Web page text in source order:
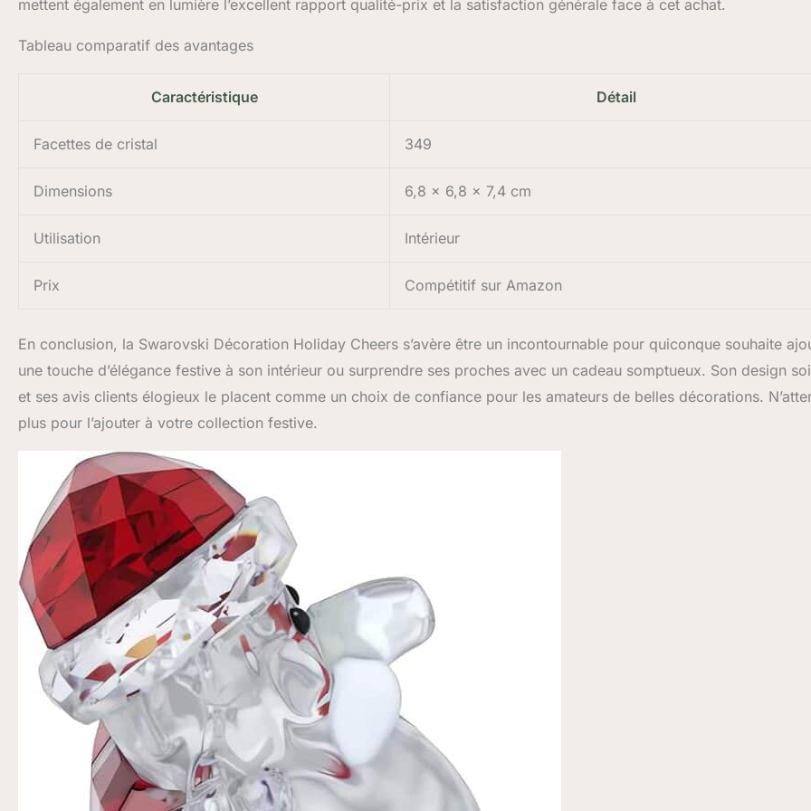
mettent également en lumière l’excellent rapport qualité-prix et la satisfaction générale face à cet achat.
Tableau comparatif des avantages
Caractéristique Détail
Facettes de cristal 349
Dimensions 6,8 x 6,8 x 7,4 cm
Utilisation Intérieur
Prix Compétitif sur Amazon
En conclusion, la Swarovski Décoration Holiday Cheers s’avère être un incontournable pour quiconque souhaite
une touche d’élégance festive à son intérieur ou surprendre ses proches avec un cadeau somptueux. Son design
et ses avis clients élogieux le placent comme un choix de confiance pour les amateurs de belles décorations.
plus pour l’ajouter à votre collection festive.